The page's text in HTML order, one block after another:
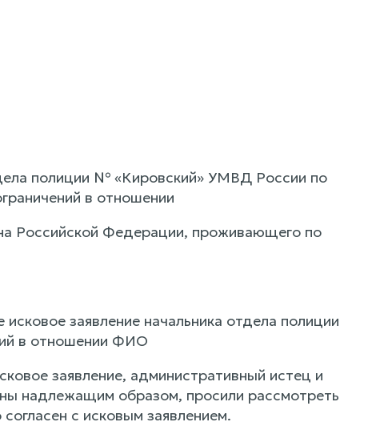
полиции № «Кировский» УМВД России по
в отношении
Федерации, проживающего по
заявление начальника отдела полиции
в отношении ФИО
заявление, административный истец и
надлежащим образом, просили рассмотреть
с исковым заявлением.